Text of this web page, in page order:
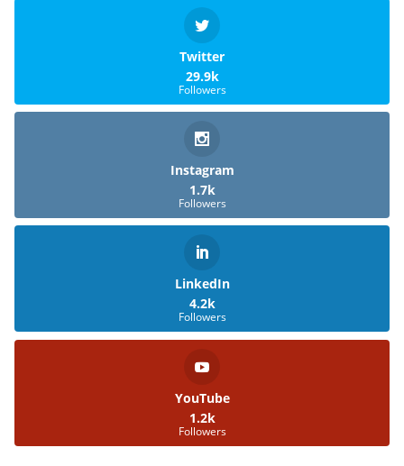
Twitter
29.9k
Followers
Instagram
1.7k
Followers
LinkedIn
4.2k
Followers
YouTube
1.2k
Followers